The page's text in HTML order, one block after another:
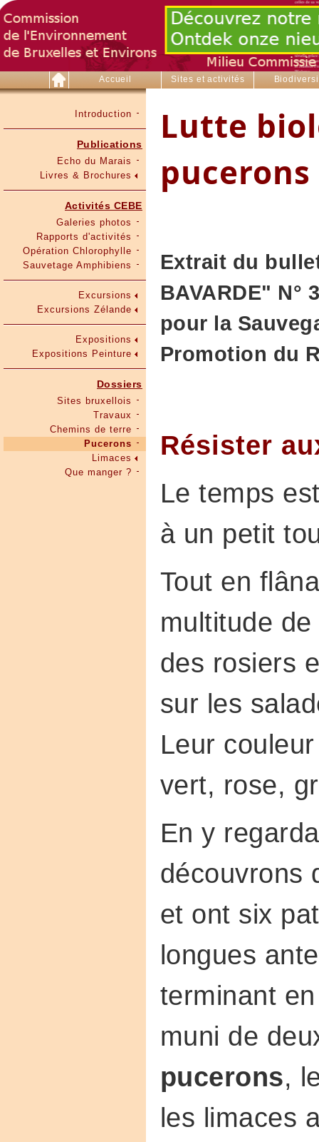
Accueil Sites et activités
Introduction
Publications
Echo du Marais
Livres & Brochures
Activités CEBE
Galeries photos
Rapports d'activités
Opération Chlorophylle
Sauvetage Amphibiens
Excursions
Excursions Zélande
Expositions
Expositions Peinture
Dossiers
Sites bruxellois
Travaux
Chemins de terre
Pucerons
Limaces
Que manger ?
Lutte
pucerons
Extrait du
BAVARDE" N°
pour la
Promotion du
Résister
Le temps
à un petit
Tout en
multitude
des rosiers
sur les
Leur
vert, rose,
En y
découvrons
et ont six
longues
terminant
muni de
pucerons,
les limaces